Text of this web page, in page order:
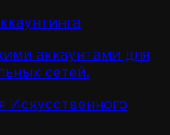
аккаунтами для
сетей.
Искусственного